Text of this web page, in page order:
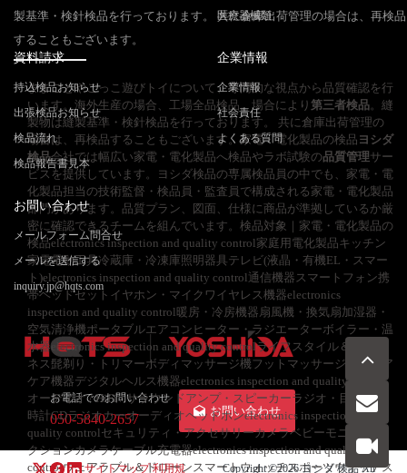
製基準・検針検品を行っております。 共に倉庫出荷管理の場合は、再検品
することもございます。
ままごとやごっこ遊びトイについて、専門的な視点から品質確認を行
います。海外生産の場合、工場全品検品。場合により 第三者検品 。縫
製物は縫製基準・検針検品を行っております。 共に倉庫出荷管理の
場合は、再検品することもございます。家電・電化製品の検品 ヨシダ
検品会社では幅広い家電・電化製品へ検品やラボ試験の品質管理サー
ビスを提供しています。ヨシダ検品の専属検品員の中でも、家電・電
化製品担当の技術監督・検品員・監査員で構成される家電・電化製品
部門があります。品質プラン、図面、仕様に商品が準拠しているか厳
密に確認できるチームを組んでいます。検品対象｜家電・電化製品の
検品electronics inspection and quality control家庭用電化製品キッチン
家電電動工具冷蔵庫・冷凍庫照明器具テレビ(液晶・有機EL・スマー
ト)electronics inspection and quality control通信機器スマートフォン携
帯ヘッドセットイヤホン・マイクワイヤレス機器electronics
inspection and quality control暖房・冷房機器扇風機・換気扇加湿器・
空気清浄機ポータブルエアコンヒーター・ラジエーターボイラー・温
水器electronics inspection and quality controlライフスタイル＆ウェル
ネス髭剃り・トリマーボディマッサージ機フットマッサージャーヘア
ケア機器デジタルヘルス機器electronics inspection and quality control
オーディオ / HiFi / サラウンドアンプ・スピーカーラジオ・目覚まし
時計CDラジオカーオーディオヘッドホンelectronics inspection and
quality controlセキュリティ・アクセサリーカメラベビーモニターア
クションカメラケーブル充電器electronics inspection and quality
controlウェアラブル＆ドローンスマートウォッチスポーツウォッチス
医療器械類
資料請求
持込検品お知らせ
出張検品お知らせ
検品流れ
検品報告書見本
企業情報
企業情報
社会責任
よくある質問
お問い合わせ
メールフォーム問合せ
メールを送信する
inquiry.jp@hqts.com
お電話でのお問い合わせ
050-5840-2657
お問い合わせ
サイトマップ 利用規 Copyright ©2026ヨシダ 検品All